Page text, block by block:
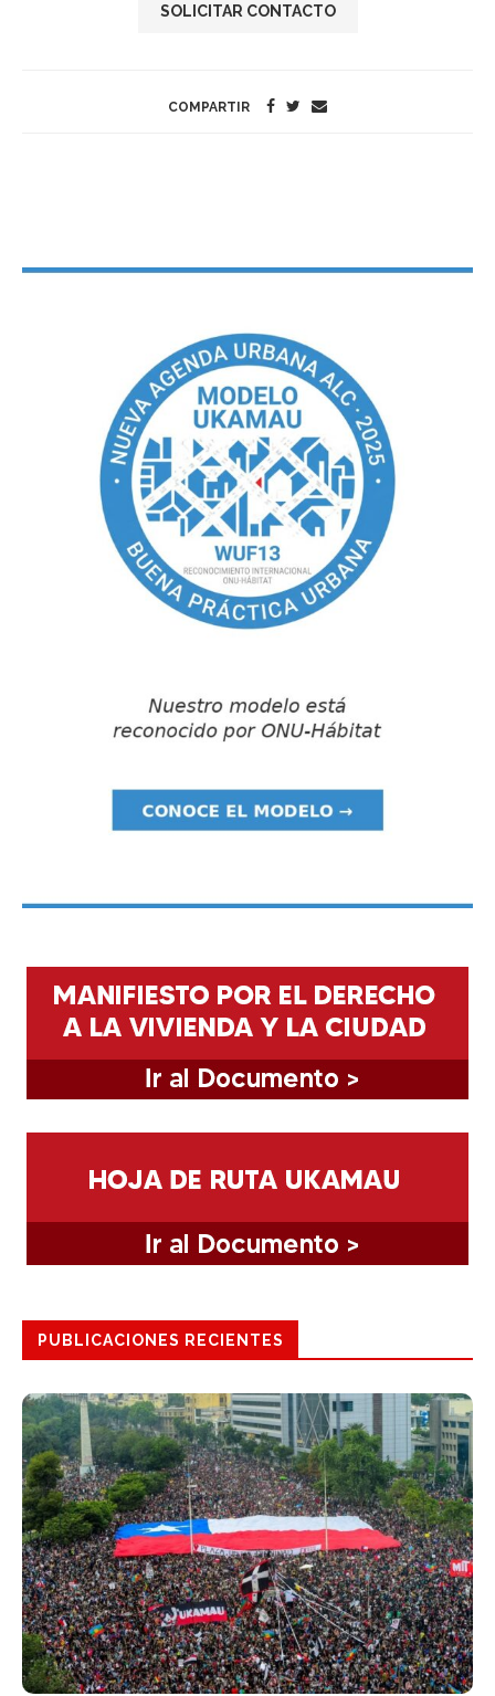
COMPARTIR
PUBLICACIONES RECIENTES